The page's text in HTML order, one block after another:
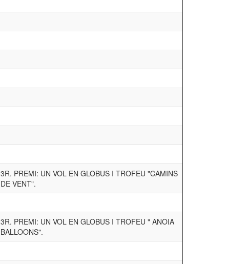
3R. PREMI: UN VOL EN GLOBUS I TROFEU "CAMINS
DE VENT".
3R. PREMI: UN VOL EN GLOBUS I TROFEU " ANOIA
BALLOONS".